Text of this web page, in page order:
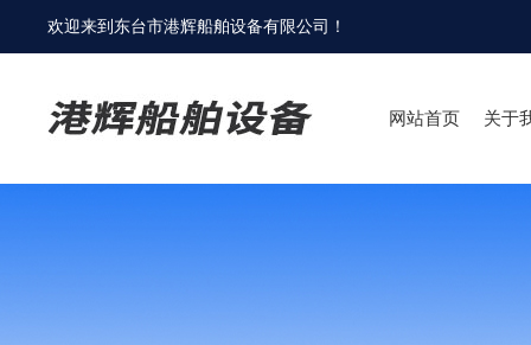
欢迎来到 东台市港辉船舶设备有限公司 ！
网站首页 关于